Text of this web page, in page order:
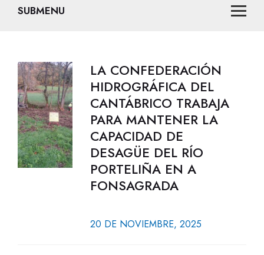
SUBMENU
LA CONFEDERACIÓN
HIDROGRÁFICA DEL
CANTÁBRICO TRABAJA
PARA MANTENER LA
CAPACIDAD DE
DESAGÜE DEL RÍO
PORTELIÑA EN A
FONSAGRADA
20 DE NOVIEMBRE, 2025